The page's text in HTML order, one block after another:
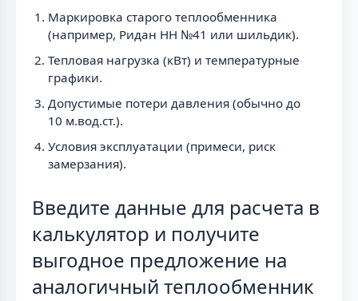
Маркировка старого теплообменника
(например, Ридан НН №41 или шильдик).
Тепловая нагрузка (кВт) и температурные
графики.
Допустимые потери давления (обычно до
10 м.вод.ст.).
Условия эксплуатации (примеси, риск
замерзания).
Введите данные для расчета в
калькулятор и получите
выгодное предложение на
аналогичный теплообменник